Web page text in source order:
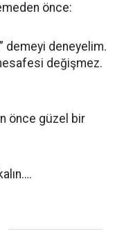
önce:
demeyi deneyelim.
değişmez.
önce güzel bir